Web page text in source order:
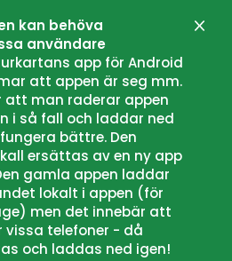
kan behöva
användare
app för Android
att appen är seg mm.
att man raderar appen
i så fall och laddar ned
bättre. Den
ersättas av en ny app
gamla appen laddar
lokalt i appen (för
men det innebär att
vissa telefoner - då
och laddas ned igen!